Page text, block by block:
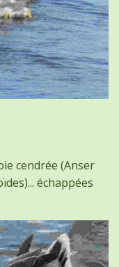
cendrée (Anser
échappées